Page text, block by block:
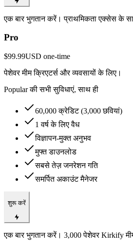
एक बार भुगतान करें। प्राथमिकता एक्सेस के
Pro
$99.99USD one-time
पेशेवर मीम क्रिएटर्स और व्यवसायों के लिए।
Popular की सभी सुविधाएं, साथ ही
60,000 क्रेडिट (3,000 छवियां)
1 वर्ष के लिए वैध
विज्ञापन-मुक्त अनुभव
मुफ्त डाउनलोड
सबसे तेज़ जनरेशन गति
समर्पित अकाउंट मैनेजर
शुरू करें
एक बार भुगतान करें। 3,000 पेशेवर Kirkify